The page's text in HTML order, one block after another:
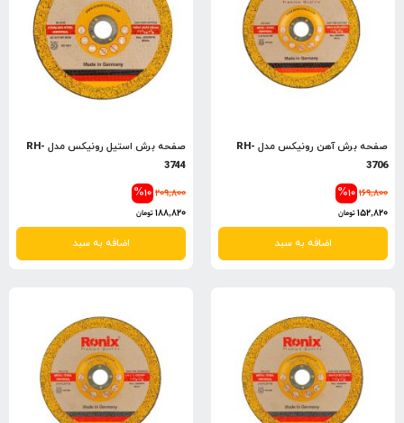
صفحه برش آهن رونیکس مدل RH-
3706
%10 169,800
152,820تومان
اضافه به سبد
صفحه برش استیل رونیکس مدل RH-
3744
%10 209,800
188,820تومان
اضافه به سبد